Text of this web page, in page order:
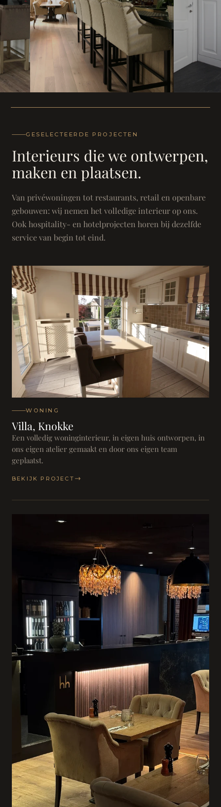
Landhuis - Grimbergen
GESELECTEERDE PROJECTEN
Interieurs die we ontwerpen,
maken en plaatsen.
Van privéwoningen tot restaurants, retail en openbare
gebouwen: wij nemen het volledige interieur op ons.
Ook hospitality- en hotelprojecten horen bij dezelfde
service van begin tot eind.
WONING
Villa, Knokke
Een volledig woninginterieur, in eigen huis ontworpen, in
ons eigen atelier gemaakt en door ons eigen team
geplaatst.
BEKIJK PROJECT